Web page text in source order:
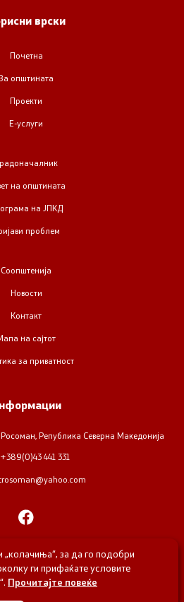
врски
Почетна
За општината
Проекти
Е-услуги
на општината
на ЈПКД
проблем
Соопштенија
Новости
Контакт
на сајтот
за приватност
Република Северна Македонија
+389(0)43 441 331
за да го подобри
ги прифаќате условите
Прочитајте повеќе